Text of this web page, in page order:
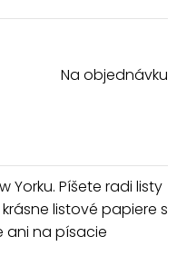
Na objednávku
Yorku. Píšete radi listy
listové papiere s
ani na písacie